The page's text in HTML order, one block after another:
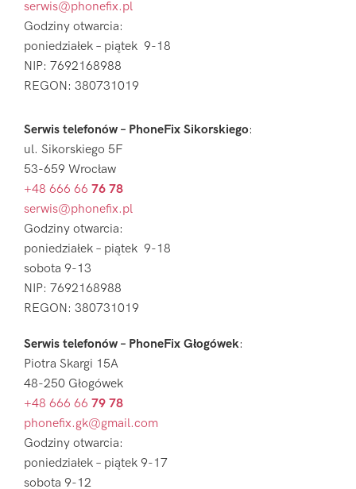
serwis@phonefix.pl
Godziny otwarcia:
poniedziałek – piątek 9-18
NIP: 7692168988
REGON: 380731019
Serwis telefonów – PhoneFix Sikorskiego:
ul. Sikorskiego 5F
53-659 Wrocław
+48 666 66 76 78
serwis@phonefix.pl
Godziny otwarcia:
poniedziałek – piątek 9-18
sobota 9-13
NIP: 7692168988
REGON: 380731019
Serwis telefonów – PhoneFix Głogówek:
Piotra Skargi 15A
48-250 Głogówek
+48 666 66 79 78
phonefix.gk@gmail.com
Godziny otwarcia:
poniedziałek – piątek 9-17
sobota 9-12